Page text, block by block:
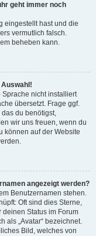
geht immer noch
eingestellt hast und die
vermutlich falsch.
beheben kann.
nicht installiert
übersetzt. Frage ggf.
du benötigst,
wir uns freuen, wenn du
können auf der Website
angezeigt werden?
Benutzernamen stehen.
Oft sind dies Sterne,
Status im Forum
als „Avatar“ bezeichnet.
Bild, welches von